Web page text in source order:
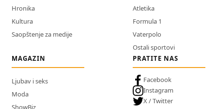
Hronika
Kultura
Saopštenje za medije
Atletika
Formula 1
Vaterpolo
Ostali sportovi
MAGAZIN
Ljubav i seks
Moda
ShowBiz
PRATITE NAS
Facebook
Instagram
X / Twitter